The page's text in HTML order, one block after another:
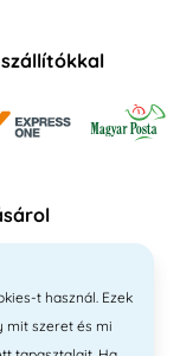
t használ. Ezek
mit szeret és mi